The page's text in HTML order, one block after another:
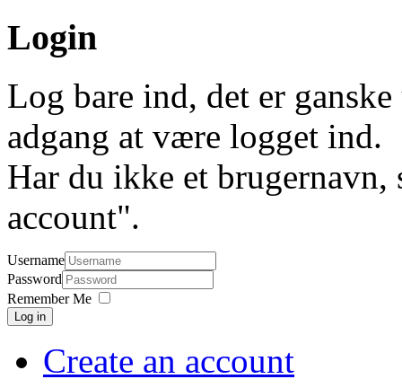
Login
Log bare ind, det er
adgang at være logget ind.
Har du ikke et brugernavn,
account".
Username
Password
Remember Me
Log in
Create an account